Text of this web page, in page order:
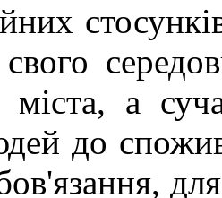
а
до